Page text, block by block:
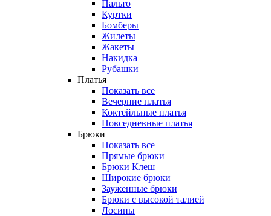
Пальто
Куртки
Бомберы
Жилеты
Жакеты
Накидка
Рубашки
Платья
Показать все
Вечерние платья
Коктейльные платья
Повседневные платья
Брюки
Показать все
Прямые брюки
Брюки Клеш
Широкие брюки
Зауженные брюки
Брюки с высокой талией
Лосины